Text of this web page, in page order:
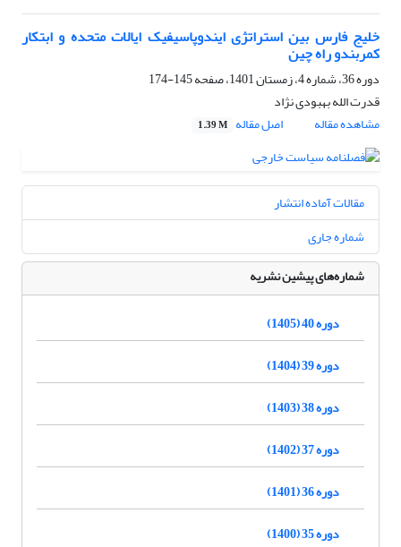
خلیج فارس بین استراتژی ایندوپاسیفیک ایالات متحده و ابتکار
کمربندو راه چین
دوره 36، شماره 4، زمستان 1401، صفحه
145-174
قدرت الله بهبودی نژاد
مشاهده مقاله
اصل مقاله 1.39 M
مقالات آماده انتشار
شماره جاری
شماره‌های پیشین نشریه
دوره 40 (1405)
دوره 39 (1404)
دوره 38 (1403)
دوره 37 (1402)
دوره 36 (1401)
دوره 35 (1400)